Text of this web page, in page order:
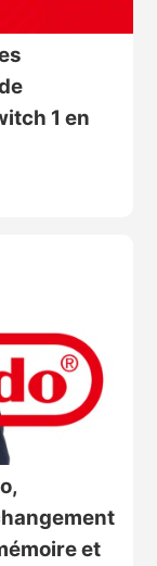
1 en
et